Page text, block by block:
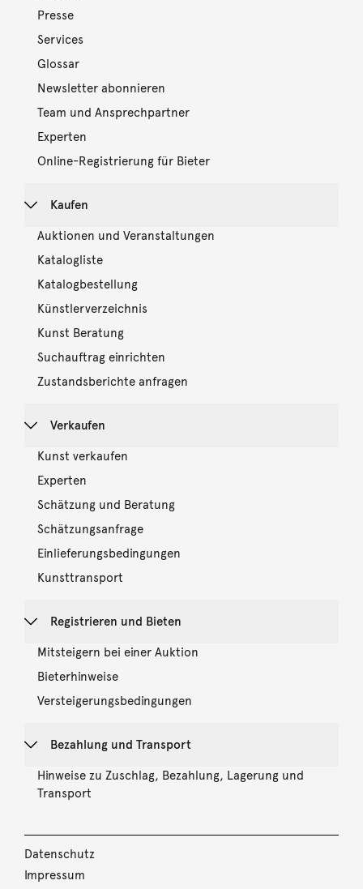
Presse
Services
Glossar
Newsletter abonnieren
Team und Ansprechpartner
Experten
Online-Registrierung für Bieter
Kaufen
Auktionen und Veranstaltungen
Katalogliste
Katalogbestellung
Künstlerverzeichnis
Kunst Beratung
Suchauftrag einrichten
Zustandsberichte anfragen
Verkaufen
Kunst verkaufen
Experten
Schätzung und Beratung
Schätzungsanfrage
Einlieferungsbedingungen
Kunsttransport
Registrieren und Bieten
Mitsteigern bei einer Auktion
Bieterhinweise
Versteigerungsbedingungen
Bezahlung und Transport
Hinweise zu Zuschlag, Bezahlung, Lagerung und
Transport
Datenschutz
Impressum